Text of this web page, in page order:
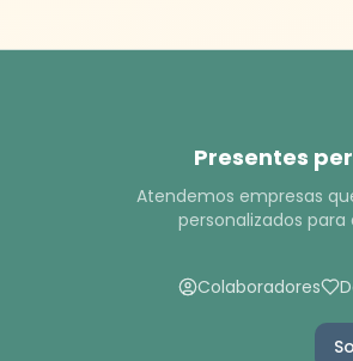
Presentes
Atendemos empresas
personalizados
Colaboradores